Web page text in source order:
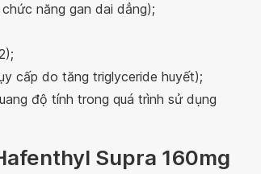
năng gan dai dẳng);
cấp do tăng triglyceride huyết);
độ tính trong quá trình sử dụng
Supra 160mg